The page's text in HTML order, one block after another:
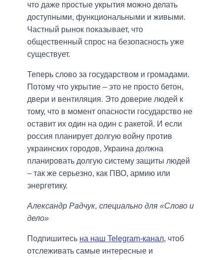
что даже простые укрытия можно делать
доступными, функциональными и живыми.
Частный рынок показывает, что
общественный спрос на безопасность уже
существует.
Теперь слово за государством и громадами.
Потому что укрытие – это не просто бетон,
двери и вентиляция. Это доверие людей к
тому, что в момент опасности государство не
оставит их один на один с ракетой. И если
россия планирует долгую войну против
украинских городов, Украина должна
планировать долгую систему защиты людей
– так же серьезно, как ПВО, армию или
энергетику.
Александр Радчук, специально для «Слово и
дело»
Подпишитесь на наш Telegram-канал, чтоб
отслеживать самые интересные и